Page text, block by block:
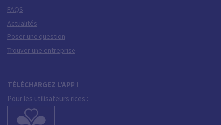
FAQS
Actualités
Poser une question
Trouver une entreprise
TÉLÉCHARGEZ L'APP !
Pour les utilisateurs·rices :